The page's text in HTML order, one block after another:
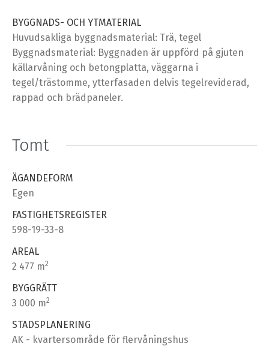
BYGGNADS- OCH YTMATERIAL
Huvudsakliga byggnadsmaterial: Trä, tegel
Byggnadsmaterial: Byggnaden är uppförd på gjuten
källarvåning och betongplatta, väggarna i
tegel/trästomme, ytterfasaden delvis tegelreviderad,
rappad och brädpaneler.
Tomt
ÄGANDEFORM
Egen
FASTIGHETSREGISTER
598-19-33-8
AREAL
2 477 m2
BYGGRÄTT
3 000 m2
STADSPLANERING
AK - kvartersområde för flervåningshus